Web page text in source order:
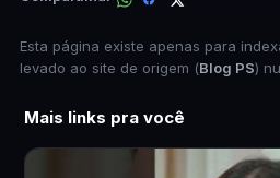
Esta página existe apenas para
levado ao site de origem (Blog PS)
Mais links pra você